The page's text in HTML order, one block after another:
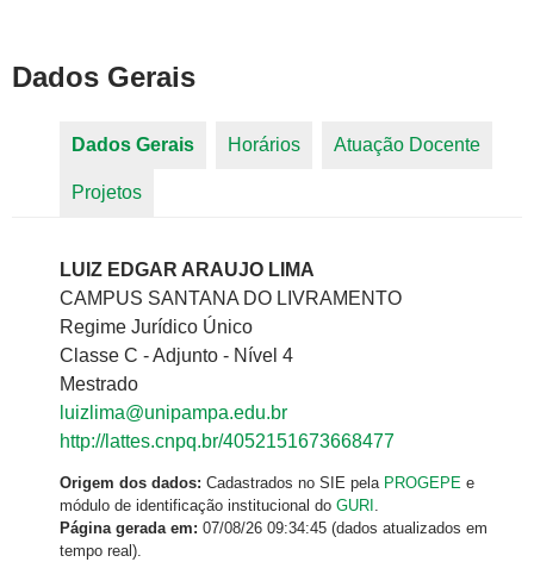
Dados Gerais
Dados Gerais (aba ativa)
Horários Atuação Docente
Projetos
LUIZ EDGAR ARAUJO LIMA
CAMPUS SANTANA DO LIVRAMENTO
Regime Jurídico Único
Classe C - Adjunto - Nível 4
Mestrado
luizlima@unipampa.edu.br
http://lattes.cnpq.br/4052151673668477
Origem dos dados: Cadastrados no SIE pela PROGEPE e
módulo de identificação institucional do GURI .
Página gerada em: 07/08/26 09:34:45 (dados atualizados em
tempo real).